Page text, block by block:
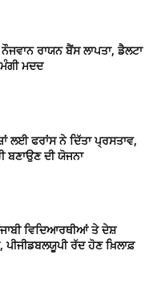
ਨੌਜਵਾਨ ਰਾਯਨ ਬੈਂਸ ਲਾਪਤਾ, ਡੈਲਟਾ
ਮਦਦ
ਲਈ ਫਰਾਂਸ ਨੇ ਦਿੱਤਾ ਪ੍ਰਸਤਾਵ,
ਬਣਾਉਣ ਦੀ ਯੋਜਨਾ
ਵਿਦਿਆਰਥੀਆਂ ਤੇ ਦੇਸ਼
ਪੀਜੀਡਬਲਯੂਪੀ ਰੱਦ ਹੋਣ ਖ਼ਿਲਾਫ਼